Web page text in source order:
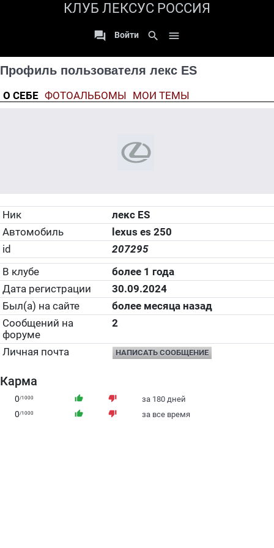
КЛУБ ЛЕКСУС РОССИЯ
 Войти search 
Профиль пользователя лекс ES
О СЕБЕ ФОТОАЛЬБОМЫ МОИ ТЕМЫ
Ник
лекс ES
Автомобиль
lexus es 250
id
207295
В клубе
более 1 года
Дата регистрации
30.09.2024
Был(а) на сайте
более месяца назад
Сообщений на
форуме
2
Личная почта НАПИСАТЬ СООБЩЕНИЕ
Карма
0/1000 thumb_up thumb_down за 180 дней
0/1000 thumb_up thumb_down за все время